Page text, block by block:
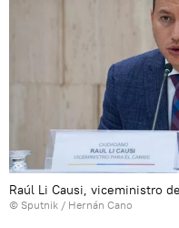
Raúl Li Causi, viceministro
© Sputnik / Hernán Cano